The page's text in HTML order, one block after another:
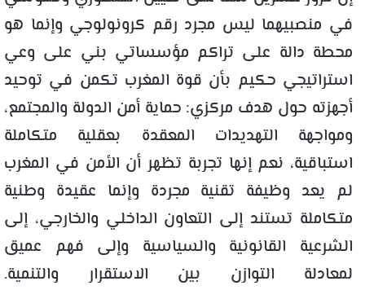
في منصبيهما ليس مجرد رقم كرونولوجي وإنما هو
محطة دالة على تراكم مؤسساتي بني على وعي
استراتيجي حكيم بأن قوة المغرب تكمن في توحيد
أجهزته حول هدف مركزي: حماية أمن الدولة والمجتمع،
ومواجهة التهديدات المعقدة بعقلية متكاملة
استباقية، نعم إنها تجربة تظهر أن الأمن في المغرب
لم يعد وظيفة تقنية مجردة وإنما عقيدة وطنية
متكاملة تستند إلى التعاون الداخلي والخارجي، إلى
الشرعية القانونية والسياسية وإلى فهم عميق
لمعادلة التوازن بين الاستقرار والتنمية.